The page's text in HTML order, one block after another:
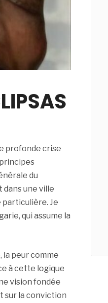
profonde crise
du
dans une ville
particulière. Je
qui assume la
la peur comme
à cette logique
vision fondée
sur la conviction